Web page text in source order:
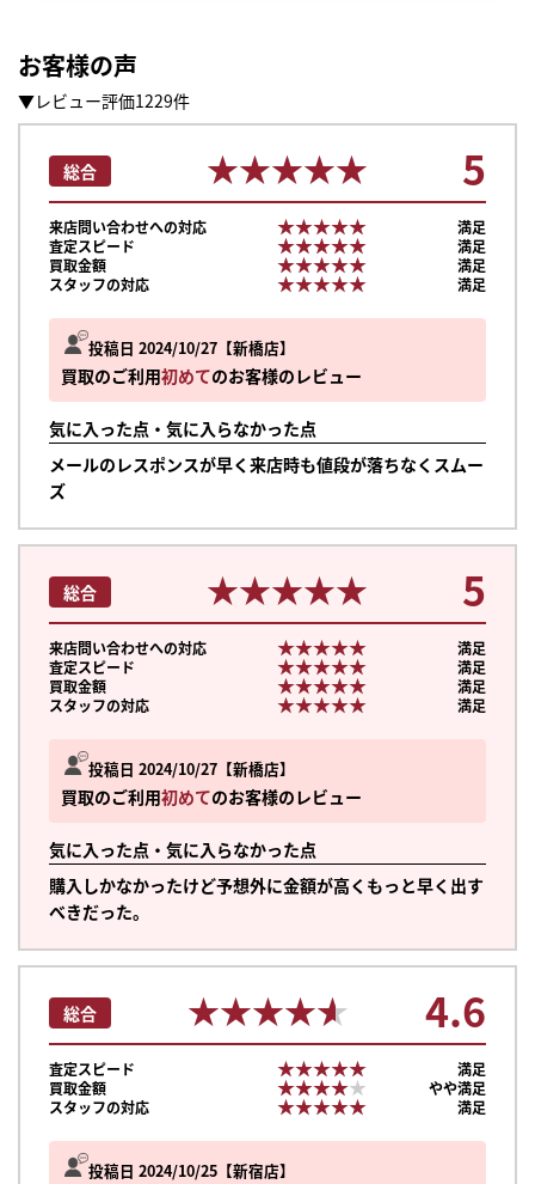
お客様の声
▼レビュー評価1229件
投稿日 2024/10/27 新橋店
買取のご利用初めてのお客様のレビュー
気に入った点・気に入らなかった点
メールのレスポンスが早く来店時も値段が落ちなくスムー
ズ
総合 ★★★★★
★★★★★ 5
来店問い合わせへの対応 ★★★★★
★★★★★
満足
査定スピード
★★★★★
★★★★★
満足
買取金額
★★★★★
★★★★★
満足
スタッフの対応
★★★★★
★★★★★ 満足
投稿日 2024/10/27 新橋店
買取のご利用初めてのお客様のレビュー
気に入った点・気に入らなかった点
購入しかなかったけど予想外に金額が高くもっと早く出す
べきだった。
総合 ★★★★★
★★★★★ 5
来店問い合わせへの対応 ★★★★★
★★★★★
満足
査定スピード
★★★★★
★★★★★
満足
買取金額
★★★★★
★★★★★
満足
スタッフの対応
★★★★★
★★★★★ 満足
投稿日 2024/10/25 新宿店
総合 ★★★★★
★★★★★ 4.6
査定スピード ★★★★★
★★★★★
満足
買取金額
★★★★★
★★★★★
やや満足
スタッフの対応
★★★★★
★★★★★ 満足